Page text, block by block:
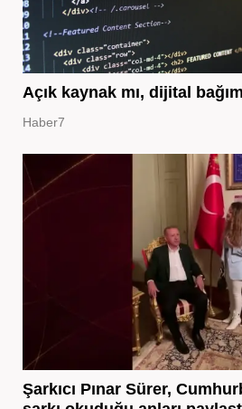
Açık kaynak mı, dijital
Haber7
Şarkıcı Pınar Sürer,